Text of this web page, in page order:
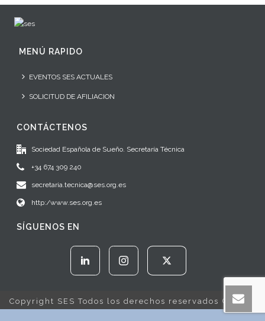
MENÚ RAPIDO
EVENTOS SES ACTUALES
SOLICITUD DE AFILIACION
CONTÁCTENOS
Sociedad Española de Sueño. Secretaría Técnica
+34 674 309 240
secretaria.tecnica@ses.org.es
http:/www.ses.org.es
SÍGUENOS EN
Copyright SES Todos los derechos reservados © 2022